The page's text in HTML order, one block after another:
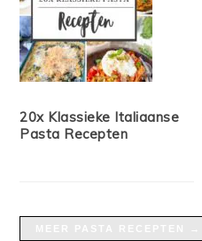
20x Klassieke Italiaanse
Pasta Recepten